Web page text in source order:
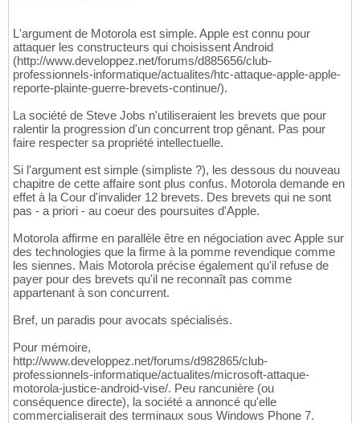
L'argument de Motorola est simple. Apple est connu pour
attaquer les constructeurs qui choisissent Android
(http://www.developpez.net/forums/d885656/club-
professionnels-informatique/actualites/htc-attaque-apple-apple-
reporte-plainte-guerre-brevets-continue/).
La société de Steve Jobs n'utiliseraient les brevets que pour
ralentir la progression d'un concurrent trop gênant. Pas pour
faire respecter sa propriété intellectuelle.
Si l'argument est simple (simpliste ?), les dessous du nouveau
chapitre de cette affaire sont plus confus. Motorola demande en
effet à la Cour d'invalider 12 brevets. Des brevets qui ne sont
pas - a priori - au coeur des poursuites d'Apple.
Motorola affirme en parallèle être en négociation avec Apple sur
des technologies que la firme à la pomme revendique comme
les siennes. Mais Motorola précise également qu'il refuse de
payer pour des brevets qu'il ne reconnaît pas comme
appartenant à son concurrent.
Bref, un paradis pour avocats spécialisés.
Pour mémoire,
http://www.developpez.net/forums/d982865/club-
professionnels-informatique/actualites/microsoft-attaque-
motorola-justice-android-vise/. Peu rancunière (ou
conséquence directe), la société a annoncé qu'elle
commercialiserait des terminaux sous Windows Phone 7.